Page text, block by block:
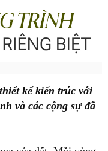
kế kiến trúc với
và các cộng sự đã